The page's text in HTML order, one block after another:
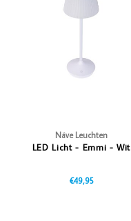
Näve Leuchten
LED Licht - Emmi - Wit
€49,95